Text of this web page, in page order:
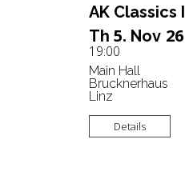
Th 5. Nov 26
19:00
Main Hall
Brucknerhaus
Linz
AK Clas­sics I
Details